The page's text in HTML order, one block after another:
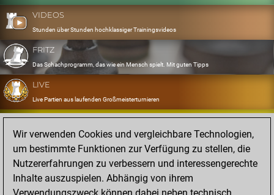
VIDEOS
Stunden über Stunden hochklassiger Trainingsvideos
FRITZ
Das Schachprogramm, das wie ein Mensch spielt. Mit guten Tipps
LIVE
Live Partien aus laufenden Großmeisterturnieren
OPENINGS
Erfassen und Üben Sie Ihr Eröffnungsrepertoire
DATABASE
Acht Millionen starke Partien
MYGAMES
Wir verwenden Cookies und vergleichbare Technologien,
um bestimmte Funktionen zur Verfügung zu stellen, die
Nutzererfahrungen zu verbessern und interessengerechte
Inhalte auszuspielen. Abhängig von ihrem